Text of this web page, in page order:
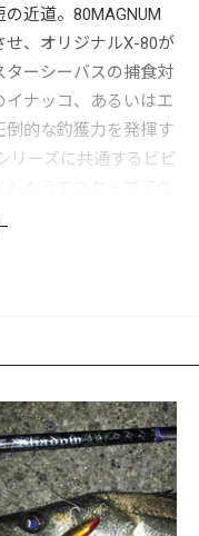
近道。80MAGNUM
、オリジナルX-80が
ターシーバスの捕食対
ナッコ、あるいはエ
倒的な釣獲力を発揮す
リーズに共通するビビ
ナルのX-80 SWと同
最新の研究成果を盛